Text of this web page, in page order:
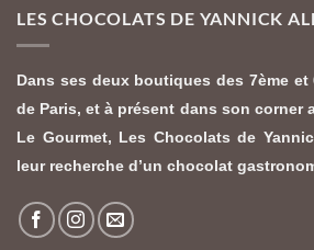
LES CHOCOLATS DE YANNICK
Dans ses deux boutiques des 7ème et
de Paris, et à présent dans son corner
Le Gourmet, Les Chocolats de
leur recherche d’un chocolat